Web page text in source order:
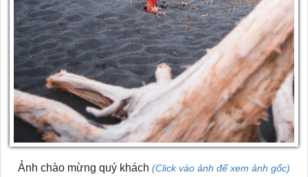
Ảnh chào mừng quý khách (Click vào ảnh để xem ảnh gốc)